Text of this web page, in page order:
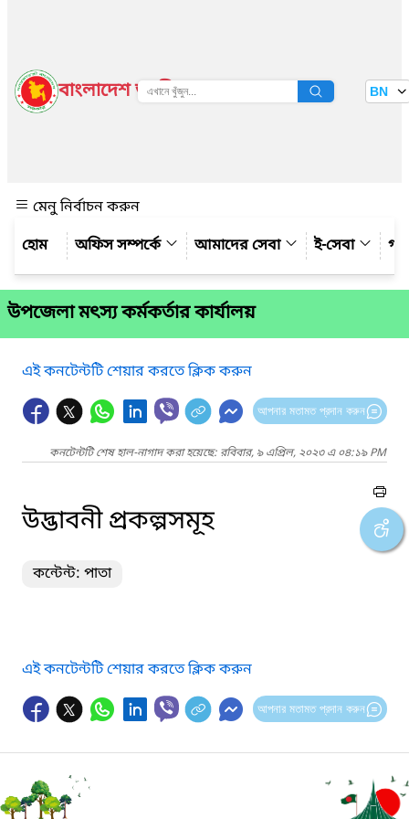
বাংলাদেশ জাতীয় তথ্য বাতায়ন BN
মেনু নির্বাচন করুন
অফিস সম্পর্কে
আমাদের সেবা ই-সেবা
উপজেলা মৎস্য কর্মকর্তার কার্যালয়
এই কনটেন্টটি শেয়ার করতে ক্লিক করুন
আপনার মতামত প্রদান করুন
কনটেন্টটি শেষ হাল-নাগাদ করা হয়েছে: রবিবার, ৯ এপ্রিল, ২০২৩ এ ০৪:১৯ PM
উদ্ভাবনী প্রকল্পসমূহ
কন্টেন্ট: পাতা
এই কনটেন্টটি শেয়ার করতে ক্লিক করুন
আপনার মতামত প্রদান করুন